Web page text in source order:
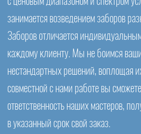
занимается возведением заборов
Заборов отличается
каждому клиенту. Мы не боимся
нестандартных решений, воплощая
совместной с нами работе вы
ответственность наших мастеров,
в указанный срок свой заказ.